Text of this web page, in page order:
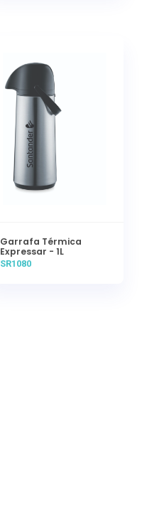
Garrafa Térmica
Expressar - 1L
SR1080